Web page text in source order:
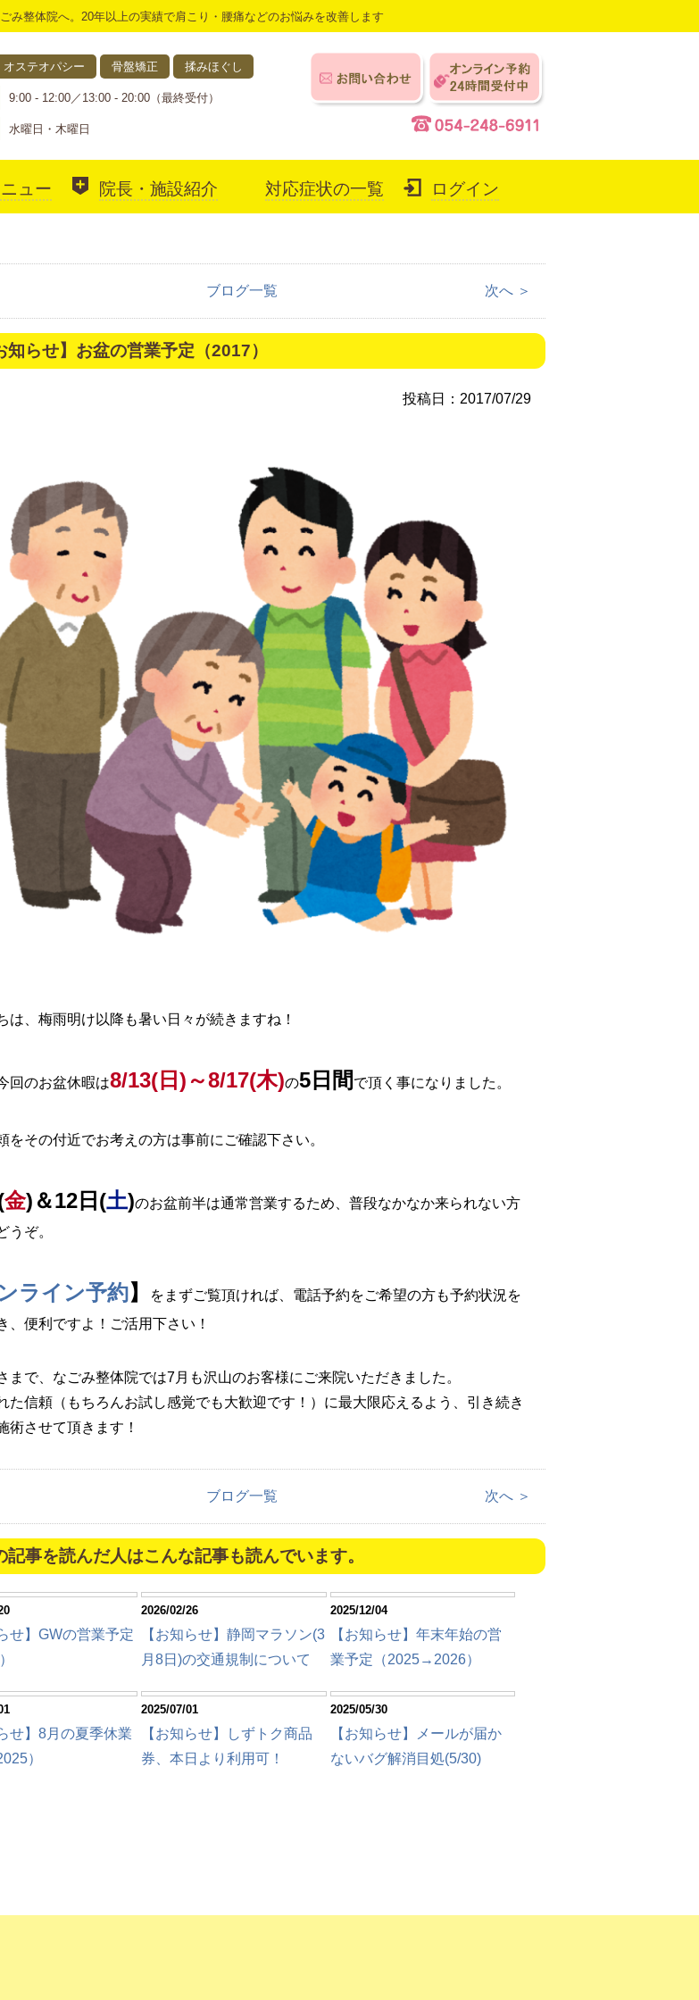
み整体院へ。20年以上の実績で肩こり・腰痛などのお悩みを改善します
オステオパシー 骨盤矯正 揉みほぐし
9:00 - 12:00／13:00 - 20:00（最終受付）
水曜日・木曜日
ュー 院長・施設紹介 対応症状の一覧 ログイン
ブログ一覧 次へ ＞
知らせ】お盆の営業予定（2017）
投稿日：2017/07/29
は、梅雨明け以降も暑い日々が続きますね！
回のお盆休暇は8/13(日)～8/17(木)の5日間 で頂く事になりました。
をその付近でお考えの方は事前にご確認下さい。
金)＆12日(土)のお盆前半は通常営業するため、普段なかなか来られない方
うぞ。
ライン予約】
をまずご覧頂ければ、電話予約をご希望の方も予約状況を
、便利ですよ！ご活用下さい！
まで、なごみ整体院では7月も沢山のお客様にご来院いただきました。
た信頼（もちろんお試し感覚でも大歓迎です！）に最大限応えるよう、引き続き
術させて頂きます！
ブログ一覧 次へ ＞
記事を読んだ人はこんな記事も読んでいます。
せ】GWの営業予定
2026/02/26
【お知らせ】静岡マラソン(3
月8日)の交通規制について
2025/12/04
【お知らせ】年末年始の営
業予定（2025→2026）
せ】8月の夏季休業
）
2025/07/01
【お知らせ】しずトク商品
券、本日より利用可！
2025/05/30
【お知らせ】メールが届か
ないバグ解消目処(5/30)